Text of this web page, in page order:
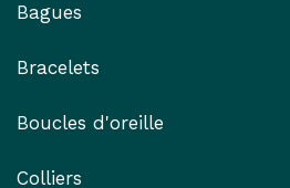
Bagues
Bracelets
Boucles d'oreille
Colliers